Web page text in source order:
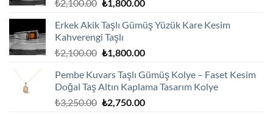
₺2,100.00
₺2,100.00.
₺1,800.00
fiyat:
Erkek Akik Taşlı Gümüş Yüzük Kare Kesim
Kahverengi Taşlı
₺2,100.00 Orijinal
₺2,100.00.
₺1,800.00Şu
fiyat:
₺1,800.00.
Pembe Kuvars Taşlı Gümüş Kolye – Faset Kesim
Doğal Taş Altın Kaplama Tasarım Kolye
₺3,250.00 Orijinal
₺2,750.00Şu